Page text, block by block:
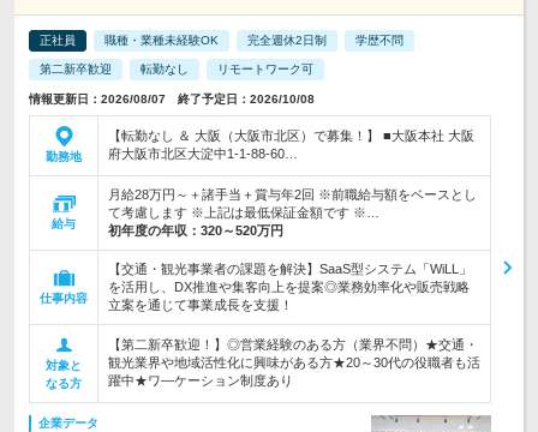
正社員 職種・業種未経験OK 完全週休2日制 学歴不問
第二新卒歓迎 転勤なし リモートワーク可
情報更新日：2026/08/07 終了予定日：2026/10/08
勤務地
【転勤なし ＆ 大阪（大阪市北区）で募集！】 ■大阪本社 大阪
府大阪市北区大淀中1-1-88-60…
給与
月給28万円～＋諸手当＋賞与年2回 ※前職給与額をベースとし
て考慮します ※上記は最低保証金額です ※…
初年度の年収： 320～520万円
仕事内容
【交通・観光事業者の課題を解決】SaaS型システム「WiLL」
を活用し、DX推進や集客向上を提案◎業務効率化や販売戦略
立案を通じて事業成長を支援！
対象と
なる方
【第二新卒歓迎！】◎営業経験のある方（業界不問）★交通・
観光業界や地域活性化に興味がある方★20～30代の役職者も活
躍中★ワ―ケーション制度あり
企業データ